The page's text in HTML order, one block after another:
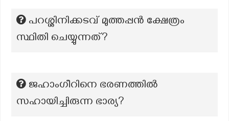
പറശ്ശിനിക്കടവ് മുത്തപ്പന്‍ ക്ഷേത്രം
സ്ഥിതി ചെയ്യുന്നത്?
ജഹാംഗീറിനെ ഭരണത്തിൽ
സഹായിച്ചിരുന്ന ഭാര്യ?